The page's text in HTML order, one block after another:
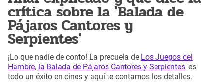
crítica sobre la 'Balada de
Pájaros Cantores y
Serpientes'
¡Lo que nadie de conto! La precuela de Los Juegos del
Hambre, la Balada de Pájaros Cantores y Serpientes, es
todo un éxito en cines y aquí te contamos los detalles.